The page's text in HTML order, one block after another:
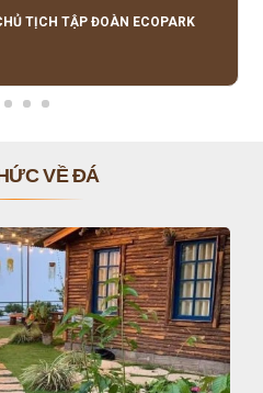
lý, hỗ trợ tận tình.
TỊCH TẬP ĐOÀN ECOPARK
VỀ ĐÁ